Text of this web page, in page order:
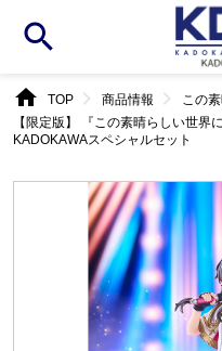
search
home TOPchevron_right 商品情報chevron_right この
【限定版】 『この素晴らしい世界
KADOKAWAスペシャルセット